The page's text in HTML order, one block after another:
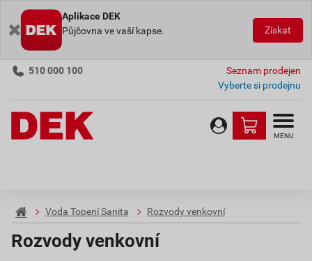
Aplikace DEK
Půjčovna ve vaší kapse.
Získat
510 000 100
Seznam prodejen
Vyberte si prodejnu
MENU
Voda Topení Sanita Rozvody venkovní
Rozvody venkovní